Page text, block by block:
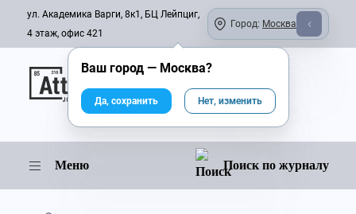
ул. Академика Варги, 8к1, БЦ Лейпциг,
4 этаж, офис 421
Город: Москва
Онлайн-журнал
Меню Поиск по журналу
Ваш город — Москва?
Да, сохранить Нет, изменить